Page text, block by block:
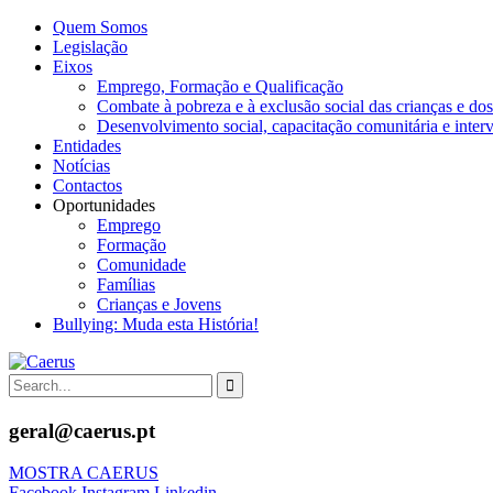
Quem Somos
Legislação
Eixos
Emprego, Formação e Qualificação
Combate à pobreza e à exclusão social das crianças e
Desenvolvimento social, capacitação comunitária e
Entidades
Notícias
Contactos
Oportunidades
Emprego
Formação
Comunidade
Famílias
Crianças e Jovens
Bullying: Muda esta História!
geral@caerus.pt
MOSTRA CAERUS